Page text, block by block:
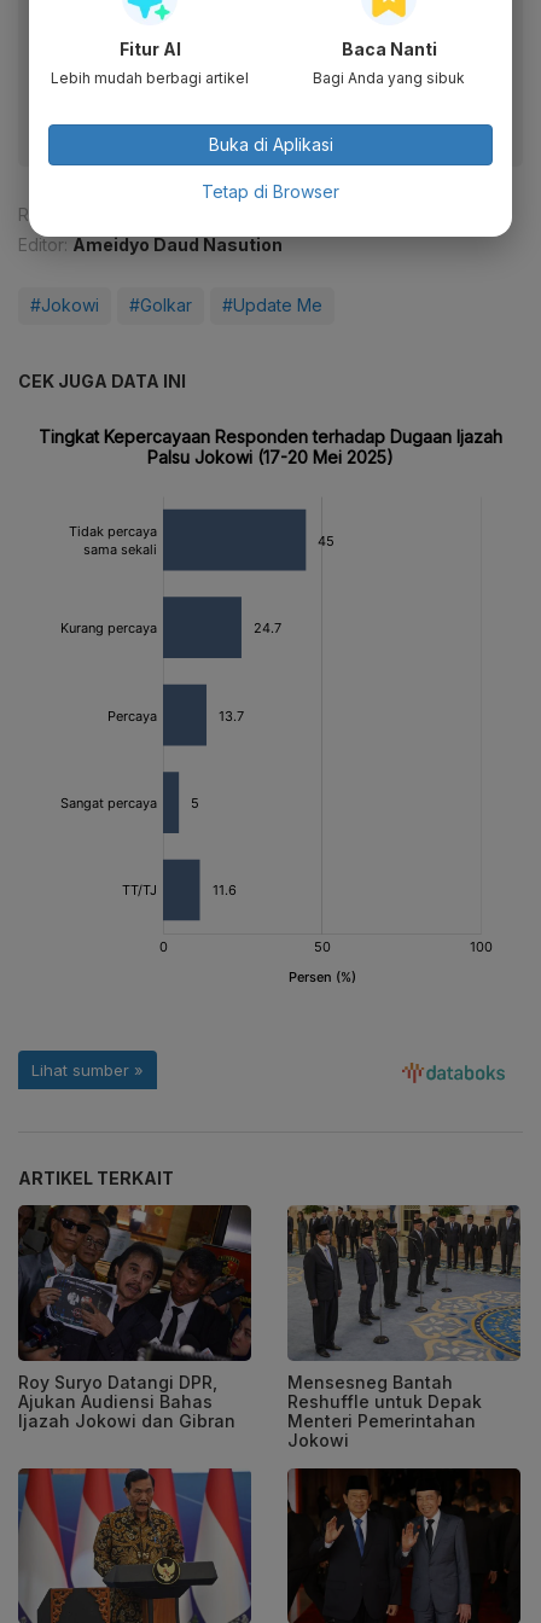
Baca artikel ini lewat aplikasi mobile.
Dapatkan pengalaman membaca lebih nyaman dan nikmati
fitur menarik lainnya lewat aplikasi mobile Katadata.
Reporter:
Editor: Ameidyo Daud Nasution
#Jokowi #Golkar #Update Me
CEK JUGA DATA INI
ARTIKEL TERKAIT
Roy Suryo Datangi DPR,
Ajukan Audiensi Bahas
Ijazah Jokowi dan Gibran
Mensesneg Bantah
Reshuffle untuk Depak
Menteri Pemerintahan
Jokowi
Fitur AI
Lebih mudah berbagi artikel
Baca Nanti
Bagi Anda yang sibuk
Buka di Aplikasi
Tetap di Browser